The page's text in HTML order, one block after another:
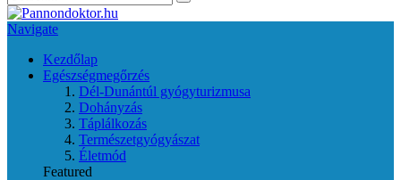
Navigate
Kezdőlap
Egészségmegőrzés
Dél-Dunántúl gyógyturizmusa
Dohányzás
Táplálkozás
Természetgyógyászat
Életmód
Featured